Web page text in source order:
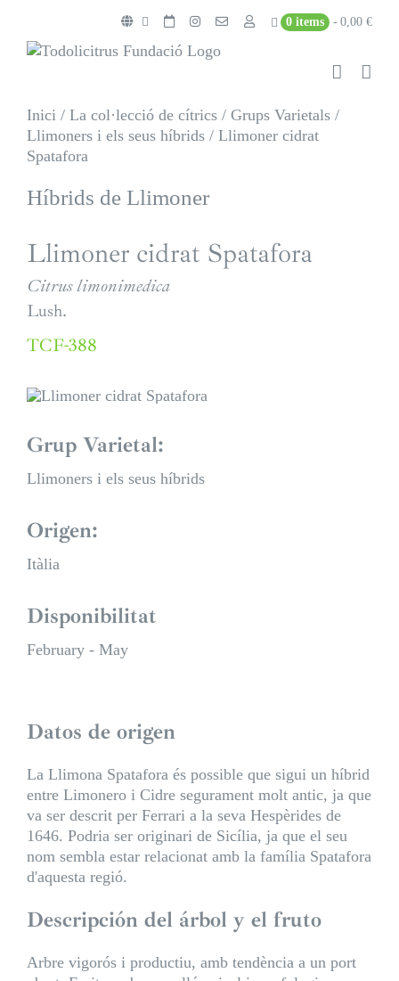
content
0 items 0,00 €
Inici / La col·lecció de cítrics / Grups Varietals /
Llimoners i els seus híbrids / Llimoner cidrat
Spatafora
Híbrids de Llimoner
Llimoner cidrat Spatafora
Citrus limonimedica
Lush.
TCF-388
Grup Varietal:
Llimoners i els seus híbrids
Origen:
Itàlia
Disponibilitat
February - May
Datos de origen
La Llimona Spatafora és possible que sigui un híbrid
entre Limonero i Cidre segurament molt antic, ja que
va ser descrit per Ferrari a la seva Hespèrides de
1646. Podria ser originari de Sicília, ja que el seu
nom sembla estar relacionat amb la família Spatafora
d'aquesta regió.
Descripción del árbol y el fruto
Arbre vigorós i productiu, amb tendència a un port